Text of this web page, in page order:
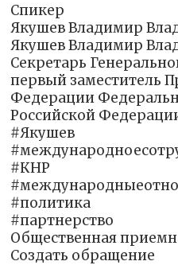
Спикер
Якушев Владимир
Якушев Владимир
Секретарь
первый заместитель
Федерации
Российской
#Якушев
#КНР
#политика
#партнерство
Общественная
Создать обращение